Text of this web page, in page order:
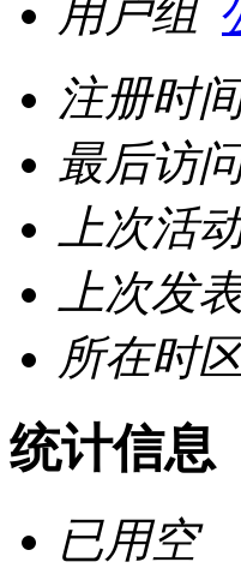
用户组
注册时
最后访
上次活
上次发
所在时
统计信息
已用空